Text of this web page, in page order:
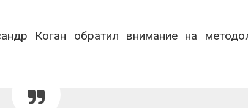
Коган обратил внимание на